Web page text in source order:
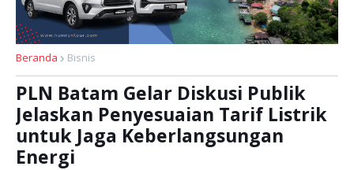
Beranda Bisnis
PLN Batam Gelar Diskusi Publik
Jelaskan Penyesuaian Tarif Listrik
untuk Jaga Keberlangsungan
Energi